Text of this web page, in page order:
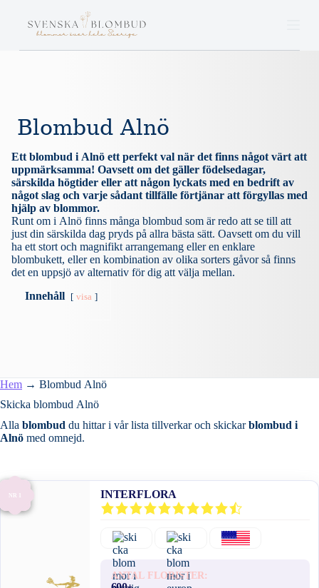
p
n
t
Blombud Alnö
Ett blombud i Alnö ett perfekt val när det finns något värt att
uppmärksamma! Oavsett om det gäller födelsedagar,
särskilda högtider eller att någon lyckats med en bedrift av
något slag och varje sådant tillfälle förtjänar att förgyllas med
hjälp av blommor.
Runt om i Alnö finns många blombud som är redo att se till att
just din särskilda dag pryds på allra bästa sätt. Oavsett om du vill
ha ett stort och magnifikt arrangemang eller en enklare
blombukett, eller en kombination av olika sorters gåvor så finns
det en uppsjö av alternativ för dig att välja mellan.
Innehåll
visa
Hem → Blombud Alnö
Skicka blombud Alnö
Alla blombud du hittar i vår lista tillverkar och skickarblombud i
Alnö med omnejd.
NR 1 INTERFLORA
ANTAL FLORISTER: